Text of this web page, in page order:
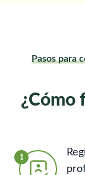
Pasos para
¿Cómo
1